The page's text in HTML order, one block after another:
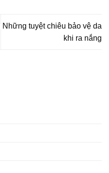
Những tuyệt chiêu bảo vệ da
khi ra nắng